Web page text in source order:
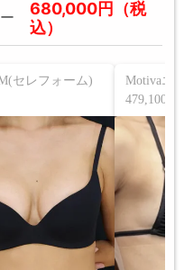
680,000円（税
込）
セレフォーム)
Motivaエ
479,100